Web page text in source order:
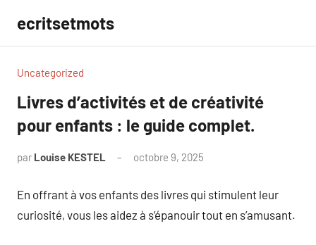
contenu
ecritsetmots
Uncategorized
Livres d’activités et de créativité
pour enfants : le guide complet.
par Louise KESTEL octobre 9, 2025
En offrant à vos enfants des livres qui stimulent leur
curiosité, vous les aidez à s’épanouir tout en s’amusant.